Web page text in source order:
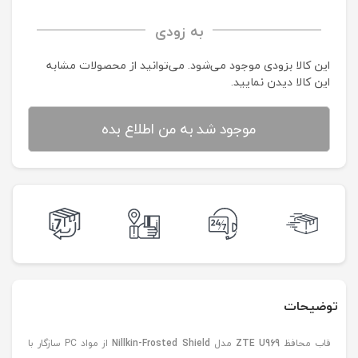
به زودی
این کالا بزودی موجود می‌شود. می‌توانید از محصولات مشابه
این کالا دیدن نمایید.
موجود شد به من اطلاع بده
توضیحات
قاب محافظZTE U969 مدل Nillkin-Frosted Shield
از مواد PC سازگار با